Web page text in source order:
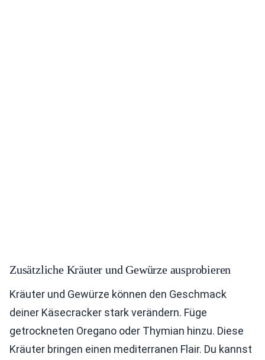
Zusätzliche Kräuter und Gewürze ausprobieren
Kräuter und Gewürze können den Geschmack
deiner Käsecracker stark verändern. Füge
getrockneten Oregano oder Thymian hinzu. Diese
Kräuter bringen einen mediterranen Flair. Du kannst